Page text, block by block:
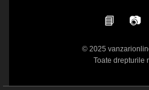
📘 📷
© 2025
Toate drepturile